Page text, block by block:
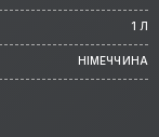
1 Л
НІМЕЧЧИНА